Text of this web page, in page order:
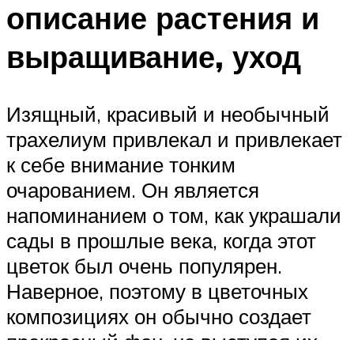
описание растения и
выращивание, уход
Изящный, красивый и необычный
трахелиум привлекал и привлекает
к себе внимание тонким
очарованием. Он является
напоминанием о том, как украшали
сады в прошлые века, когда этот
цветок был очень популярен.
Наверное, поэтому в цветочных
композициях он обычно создает